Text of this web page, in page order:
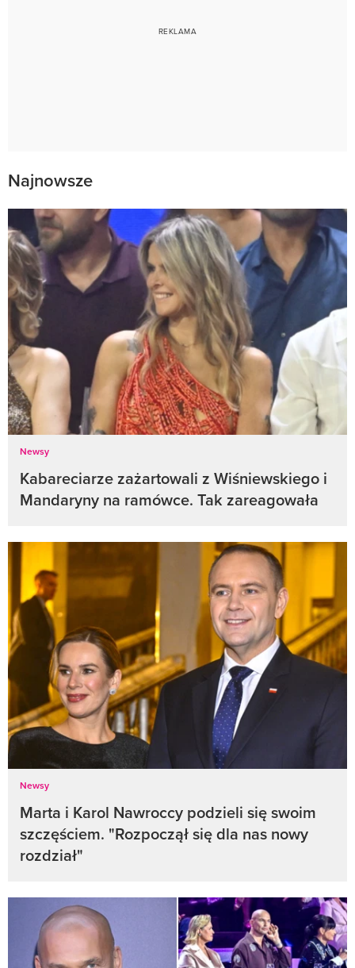
Najnowsze
Newsy
Kabareciarze zażartowali z Wiśniewskiego i
Mandaryny na ramówce. Tak zareagowała
Newsy
Marta i Karol Nawroccy podzieli się swoim
szczęściem. "Rozpoczął się dla nas nowy
rozdział"